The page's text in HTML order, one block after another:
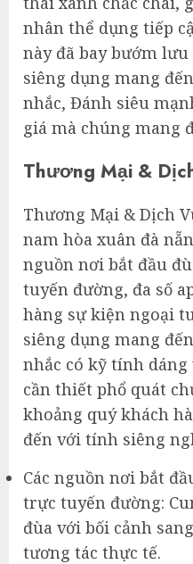
nhân thể dụng tiếp
này đã bay bướm
siêng dụng mang
nhắc, Đánh siêu
giá mà chúng mang
Thương Mại &
Thương Mại & Dịch
nam hòa xuân đà
nguồn nơi bắt đầu
tuyến đường, đa số
hàng sự kiện ngoại
siêng dụng mang
nhắc có kỹ tính
cần thiết phổ quát
khoảng quý khách
đến với tính siêng
Các nguồn nơi bắt
trực tuyến đường:
đùa với bối cảnh
tương tác thực tế.